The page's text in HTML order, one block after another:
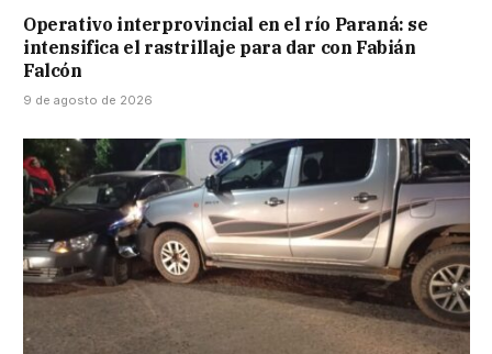
Operativo interprovincial en el río Paraná: se
intensifica el rastrillaje para dar con Fabián
Falcón
9 de agosto de 2026